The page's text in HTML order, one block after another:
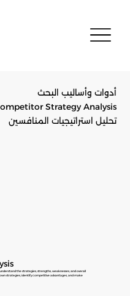
Strategy Analysis
تحليل استراتيجيات المنافسين
أدوات وأساليب البحث
the strategies, strengths, weaknesses, and overall
strategies, identify competitive advantages, and make